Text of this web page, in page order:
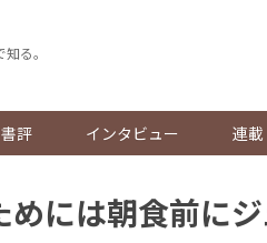
る。
書評 インタビュー 連載
めには朝食前に